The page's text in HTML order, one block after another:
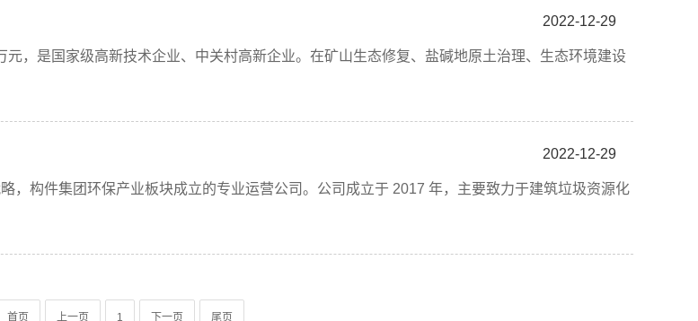
2022-12-29
是国家级高新技术企业、中关村高新企业。在矿山生态修复、盐碱地原土治理、生态环境建设
2022-12-29
构件集团环保产业板块成立的专业运营公司。公司成立于 2017 年，主要致力于建筑垃圾资源化
首页 上一页 1 下一页 尾页